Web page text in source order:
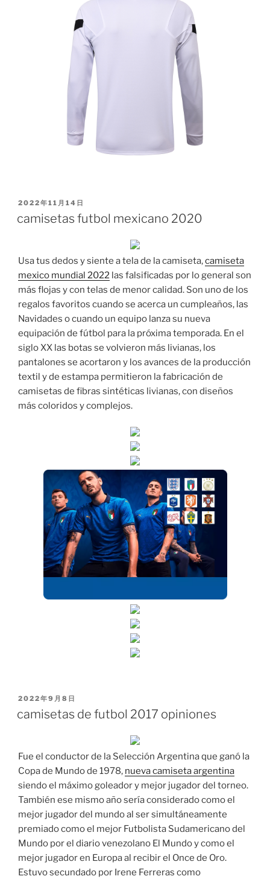
PUBLICADO
2022年11月14日
camisetas futbol mexicano 2020
Usa tus dedos y siente a tela de la camiseta,camiseta
mexico mundial 2022 las falsificadas por lo general son
más flojas y con telas de menor calidad. Son uno de los
regalos favoritos cuando se acerca un cumpleaños, las
Navidades o cuando un equipo lanza su nueva
equipación de fútbol para la próxima temporada. En el
siglo XX las botas se volvieron más livianas, los
pantalones se acortaron y los avances de la producción
textil y de estampa permitieron la fabricación de
camisetas de fibras sintéticas livianas, con diseños
más coloridos y complejos.
PUBLICADO
2022年9月8日
camisetas de futbol 2017 opiniones
Fue el conductor de la Selección Argentina que ganó la
Copa de Mundo de 1978, nueva camiseta argentina
siendo el máximo goleador y mejor jugador del torneo.
También ese mismo año sería considerado como el
mejor jugador del mundo al ser simultáneamente
premiado como el mejor Futbolista Sudamericano del
Mundo por el diario venezolano El Mundo y como el
mejor jugador en Europa al recibir el Once de Oro.
Estuvo secundado por Irene Ferreras como